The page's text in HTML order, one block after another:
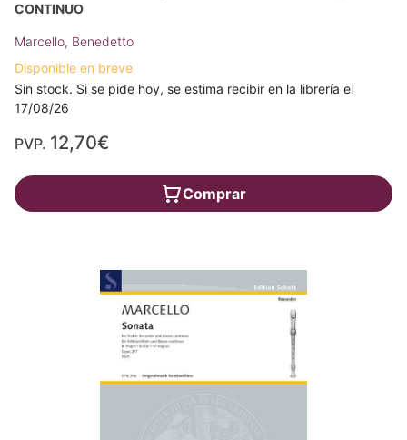
CONTINUO
Marcello, Benedetto
Disponible en breve
Sin stock. Si se pide hoy, se estima recibir en la librería el
17/08/26
PVP. 12,70€
Comprar